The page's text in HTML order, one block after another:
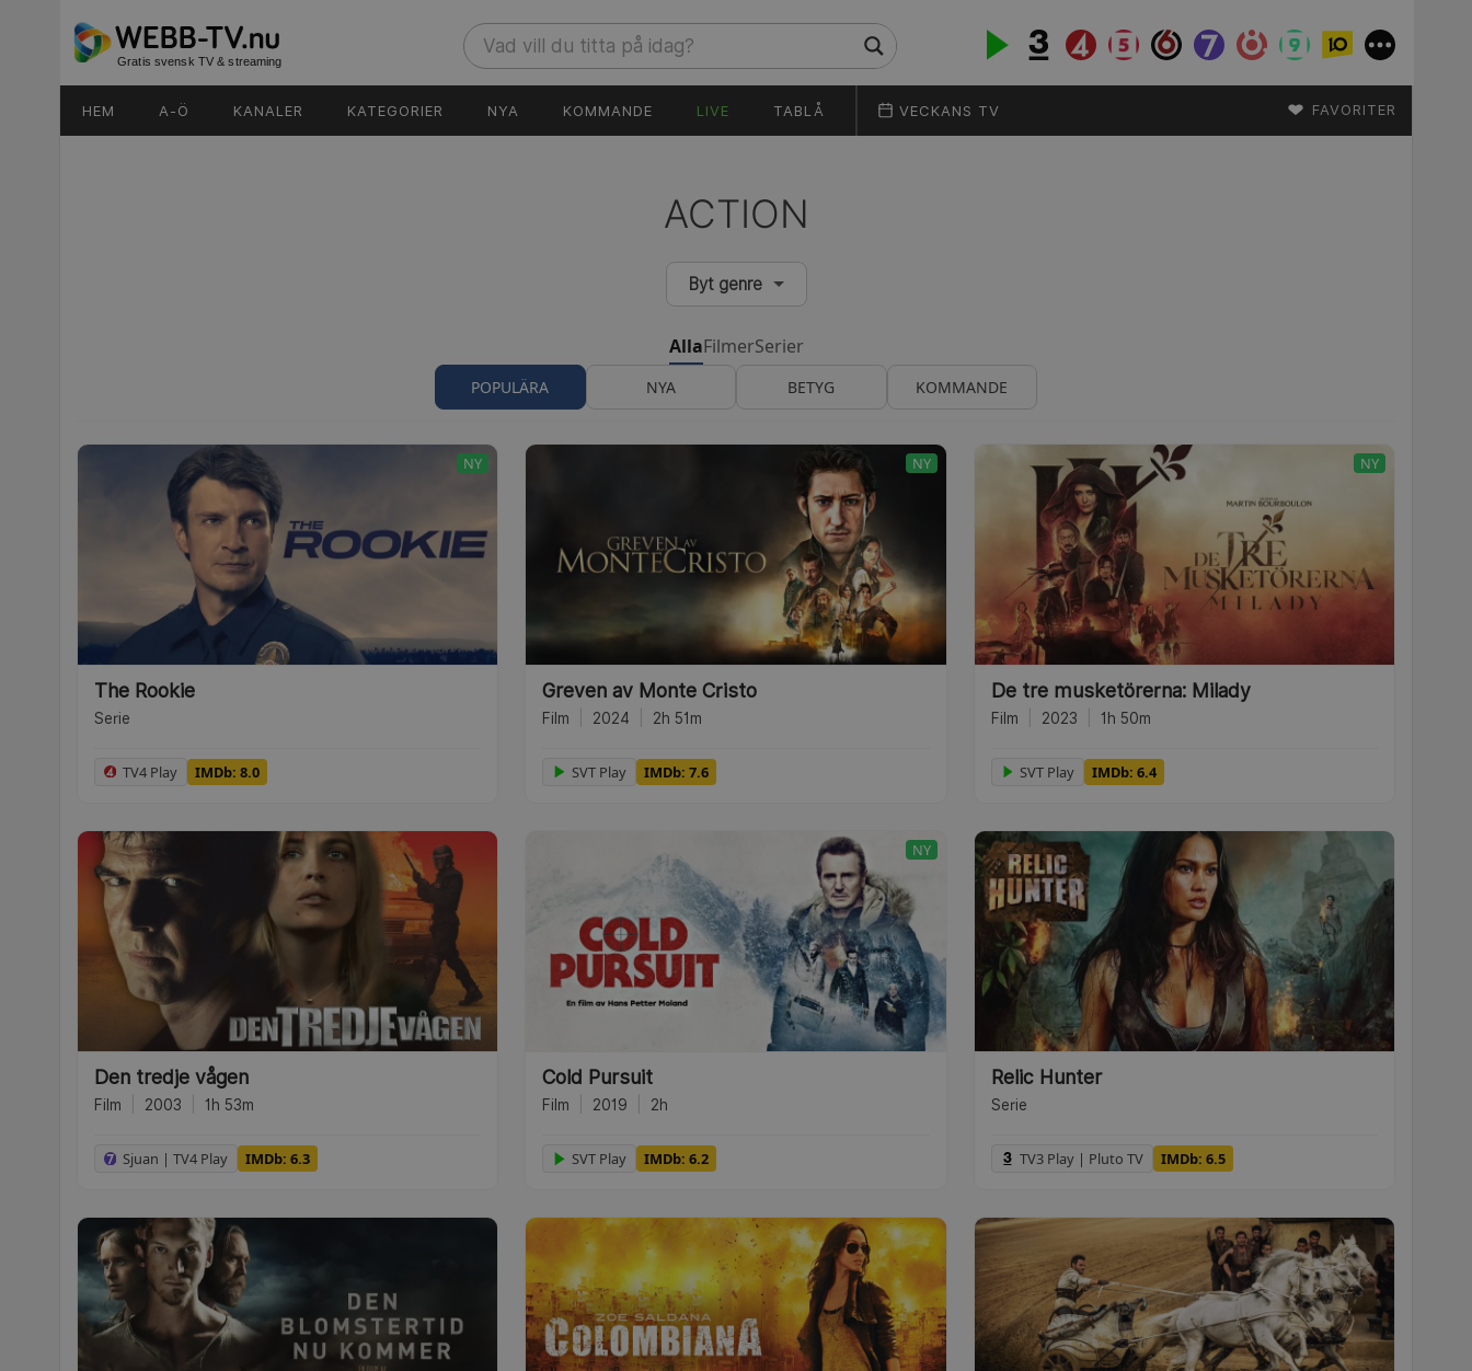
Gratis svensk TV & streaming
HEM A-Ö KANALER KATEGORIER NYA KOMMANDE LIVE TABLÅ VECKANS TV ♥ FAVORITER
ACTION
Byt genre
AllaFilmerSerier
POPULÄRA NYA BETYG KOMMANDE
NY
The Rookie
Serie
TV4 Play IMDb: 8.0
NY
Greven av Monte Cristo
Film 2024 2h 51m
SVT Play IMDb: 7.6
NY
De tre musketörerna: Milady
Film 2023 1h 50m
SVT Play IMDb: 6.4
Den tredje vågen
Film 2003 1h 53m
Sjuan | TV4 Play IMDb: 6.3
NY
Cold Pursuit
Film 2019 2h
SVT Play IMDb: 6.2
Relic Hunter
Serie
TV3 Play | Pluto TV IMDb: 6.5